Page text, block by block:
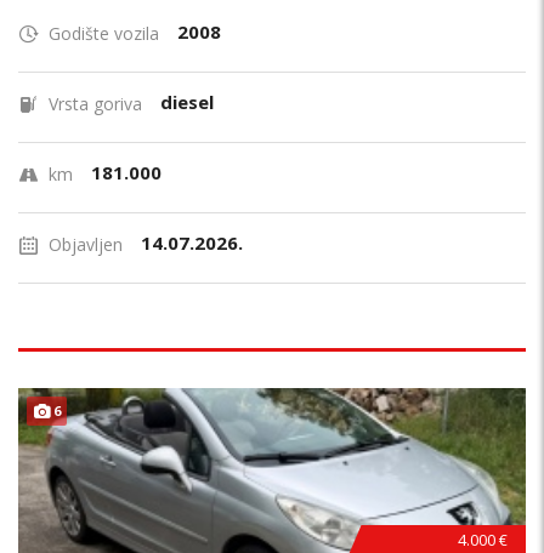
Godište vozila 2008
Vrsta goriva diesel
km 181.000
Objavljen 14.07.2026.
6 B
E
Z
U
L
A
G
A
N
J
A
!
4.000 €